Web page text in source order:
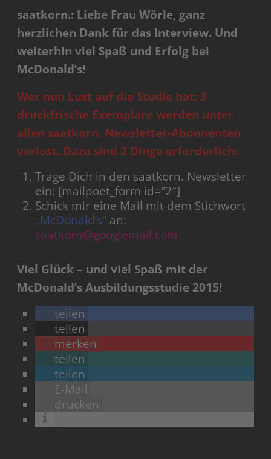
saatkorn.: Liebe Frau Wörle, ganz
herzlichen Dank für das Interview. Und
weiterhin viel Spaß und Erfolg bei
McDonald’s!
Wer nun Lust auf die Studie hat: 3
druckfrische Exemplare werden unter
allen saatkorn. Newsletter-Abonnenten
verlost. Dazu sind 2 Dinge erforderlich:
Trage Dich in den saatkorn. Newsletter
ein: [mailpoet_form id=“2″]
Schick mir eine Mail mit dem Stichwort
„McDonald’s“ an:
saatkorn@googlemail.com
Viel Glück – und viel Spaß mit der
McDonald’s Ausbildungsstudie 2015!
teilen
teilen
merken
teilen
teilen
E-Mail
drucken